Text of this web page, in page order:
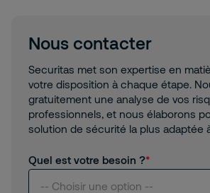
Nous contacter
Securitas met son expertise en
votre disposition à chaque étape.
gratuitement une analyse de vos
professionnels, et nous élaborons
solution de sécurité la plus adaptée
Quel est votre besoin ?
-- Choisir une option --